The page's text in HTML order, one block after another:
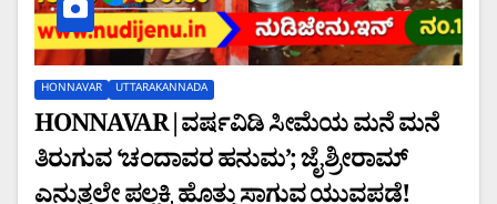
HONNAVAR UTTARAKANNADA
HONNAVAR|ವರ್ಷವಿಡಿ ಸೀಮೆಯ ಮನೆ ಮನೆ
ತಿರುಗುವ ‘ಚಂದಾವರ ಹನುಮ’; ಜೈ ಶ್ರೀರಾಮ್